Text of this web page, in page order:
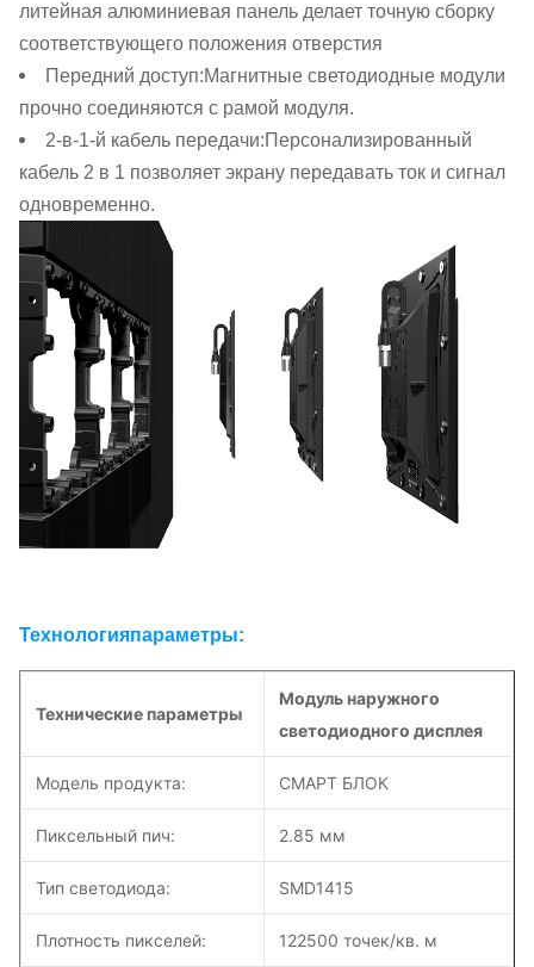
литейная алюминиевая панель делает точную сборку
соответствующего положения отверстия
Передний доступ:Магнитные светодиодные модули
прочно соединяются с рамой модуля.
2-в-1-й кабель передачи:Персонализированный
кабель 2 в 1 позволяет экрану передавать ток и сигнал
одновременно.
Технологияпараметры:
Технические параметры
Модуль наружного
светодиодного дисплея
Модель продукта: СМАРТ БЛОК
Пиксельный пич: 2.85 мм
Тип светодиода: SMD1415
Плотность пикселей: 122500 точек/кв. м